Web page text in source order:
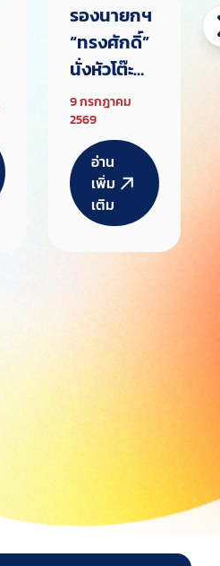
รองนายกฯ
“ทรงศักดิ์”
นั่งหัวโต๊ะ
บอร์ด
กองทุนกีฬา
อนุมัติงบ
เพิ่มเติมส่ง
ทัพนักกีฬา
ไทยลุยเอ
เชียนเกมส์
9 กรกฎาคม
2569
อ่าน
เพิ่ม
เติม